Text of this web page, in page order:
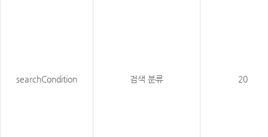
searchCondition 검색 분류 20